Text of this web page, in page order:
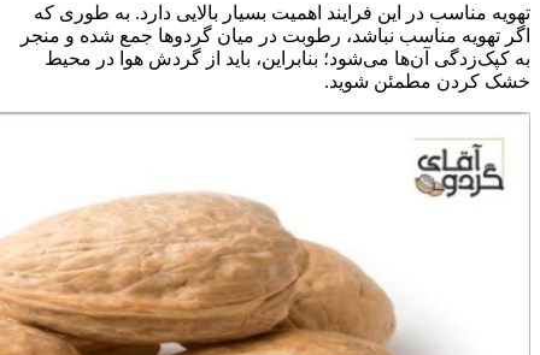
تهویه مناسب در این فرایند اهمیت بسیار بالایی دارد. به طوری که
اگر تهویه مناسب نباشد، رطوبت در میان گردوها جمع شده و منجر
به کپک‌زدگی آن‌ها می‌شود؛ بنابراین، باید از گردش هوا در محیط
خشک کردن مطمئن شوید.